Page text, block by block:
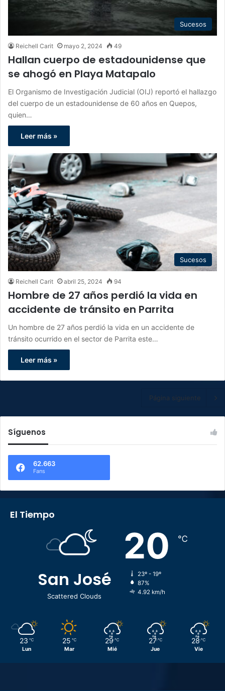
Sucesos
Reichell Carit mayo 2, 2024 49
Hallan cuerpo de estadounidense que
se ahogó en Playa Matapalo
El Organismo de Investigación Judicial (OIJ) reportó el hallazgo
del cuerpo de un estadounidense de 60 años en Quepos,
quien…
Leer más »
Sucesos
Reichell Carit abril 25, 2024 94
Hombre de 27 años perdió la vida en
accidente de tránsito en Parrita
Un hombre de 27 años perdió la vida en un accidente de
tránsito ocurrido en el sector de Parrita este…
Leer más »
Página siguiente
Síguenos
62.663
Fans
El Tiempo
San José
Scattered Clouds
20 ℃
23º - 19º
87%
4.92 km/h
23 ℃
Lun
25 ℃
Mar
29 ℃
Mié
27 ℃
Jue
28 ℃
Vie